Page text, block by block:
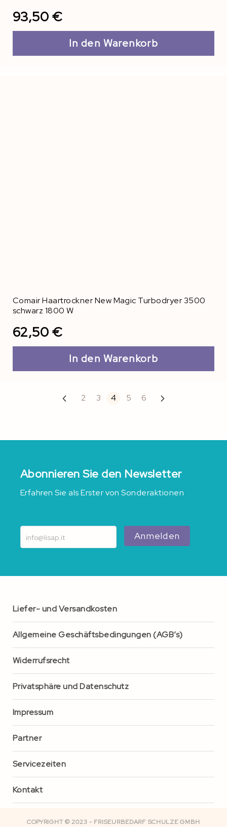
93,50 €
In den Warenkorb
Comair Haartrockner New Magic Turbodryer 3500
schwarz 1800 W
62,50 €
In den Warenkorb
Page
2 Page
3 You're currently reading page
4 Page
5 Page
6 PageNext
Abonnieren Sie den Newsletter
Erfahren Sie als Erster von Sonderaktionen
Anmelden
Liefer- und Versandkosten
Allgemeine Geschäftsbedingungen (AGB’s)
Widerrufsrecht
Privatsphäre und Datenschutz
Impressum
Partner
Servicezeiten
Kontakt
COPYRIGHT © 2023 - FRISEURBEDARF SCHULZE GMBH